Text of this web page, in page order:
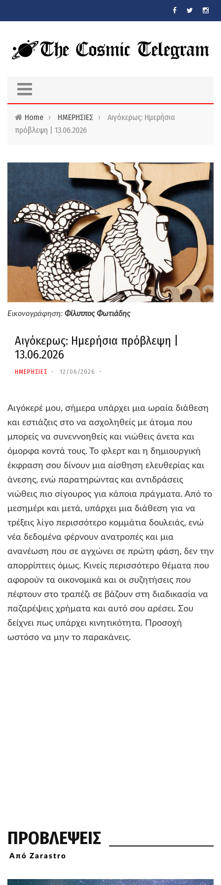
Home › ΗΜΕΡΗΣΙΕΣ ›
Αιγόκερως: Ημερήσια
πρόβλεψη | 13.06.2026
Εικονογράφηση: Φίλιππος Φωτιάδης
Αιγόκερως: Ημερήσια πρόβλεψη |
13.06.2026
ΗΜΕΡΗΣΙΕΣ 12/06/2026
Αιγόκερέ μου, σήμερα υπάρχει μια ωραία διάθεση
και εστιάζεις στο να ασχοληθείς με άτομα που
μπορείς να συνεννοηθείς και νιώθεις άνετα και
όμορφα κοντά τους. Το φλερτ και η δημιουργική
έκφραση σου δίνουν μια αίσθηση ελευθερίας και
άνεσης, ενώ παρατηρώντας και αντιδράσεις
νιώθεις πιο σίγουρος για κάποια πράγματα. Από το
μεσημέρι και μετά, υπάρχει μια διάθεση για να
τρέξεις λίγο περισσότερο κομμάτια δουλειάς, ενώ
νέα δεδομένα φέρνουν ανατροπές και μια
ανανέωση που σε αγχώνει σε πρώτη φάση, δεν την
απορρίπτεις όμως. Κινείς περισσότερο θέματα που
αφορούν τα οικονομικά και οι συζητήσεις που
πέφτουν στο τραπέζι σε βάζουν στη διαδικασία να
παζαρέψεις χρήματα και αυτό σου αρέσει. Σου
δείχνει πως υπάρχει κινητικότητα. Προσοχή
ωστόσο να μην το παρακάνεις.
ΠΡΟΒΛΕΨΕΙΣ
Από Zarastro